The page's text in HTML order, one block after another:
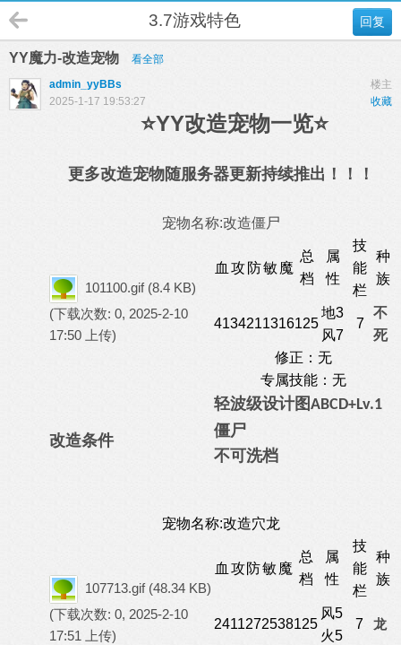
回复
3.7游戏特色
YY魔力-改造宠物
看全部
楼主
admin_yyBBs
收藏
2025-1-17 19:53:27
⭐YY改造宠物一览⭐
更多改造宠物随服务器更新持续推出！！！
宠物名称:改造僵尸
101100.gif (8.4 KB)
(下载次数: 0, 2025-2-10
17:50 上传)
血 攻 防敏 魔
总
档
属
性
技
能
栏
种
族
4134211316125
地3
风7
7
不
死
修正：无
专属技能：无
改造条件
轻波级设计图ABCD+Lv.1
僵尸
不可洗档
宠物名称:改造穴龙
107713.gif (48.34 KB)
(下载次数: 0, 2025-2-10
17:51 上传)
血 攻 防敏 魔
总
档
属
性
技
能
栏
种
族
2411272538125
风5
火5
7 龙